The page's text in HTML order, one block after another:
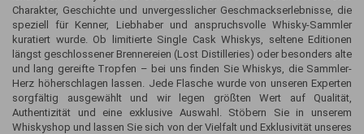
Charakter, Geschichte und unvergesslicher Geschmackserlebnisse, die
speziell für Kenner, Liebhaber und anspruchsvolle Whisky-Sammler
kuratiert wurde. Ob limitierte Single Cask Whiskys, seltene Editionen
längst geschlossener Brennereien (Lost Distilleries) oder besonders alte
und lang gereifte Tropfen – bei uns finden Sie Whiskys, die Sammler-
Herz höherschlagen lassen. Jede Flasche wurde von unseren Experten
sorgfältig ausgewählt und wir legen größten Wert auf Qualität,
Authentizität und eine exklusive Auswahl. Stöbern Sie in unserem
Whiskyshop und lassen Sie sich von der Vielfalt und Exklusivität unseres